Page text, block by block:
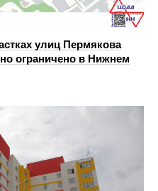
улиц Пермякова
ограничено в Нижнем